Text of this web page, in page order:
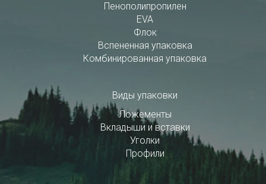
Пенополипропилен
EVA
Флок
Вспененная упаковка
Комбинированная упаковка
Виды упаковки
Ложементы
Вкладыши и вставки
Уголки
Профили